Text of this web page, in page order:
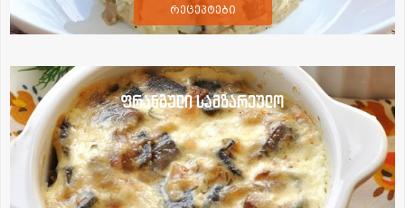
რეცეპტები
ფრანგული სამზარეულო